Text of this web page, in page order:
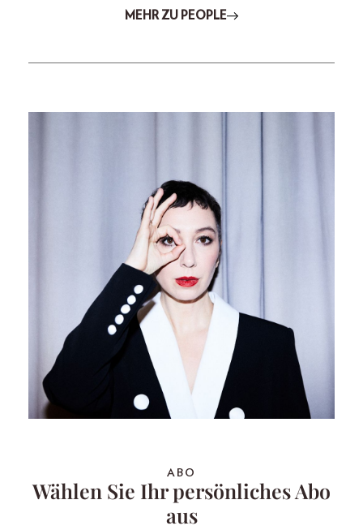
MEHR ZU PEOPLE
ABO
Wählen Sie Ihr persönliches Abo
aus